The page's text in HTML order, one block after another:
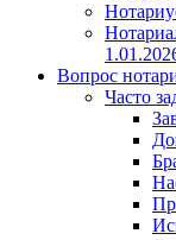
Вопрос
Часто